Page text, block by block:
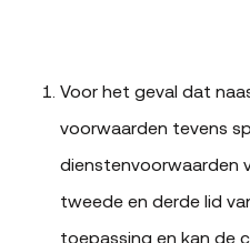
Voor het geval dat
voorwaarden tevens
dienstenvoorwaarden
tweede en derde lid
toepassing en kan de